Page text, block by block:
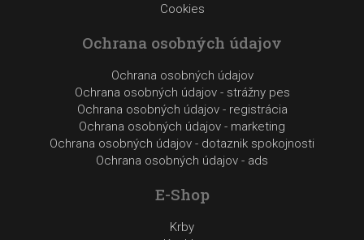
Cookies
Ochrana osobných údajov
Ochrana osobných údajov
Ochrana osobných údajov - strážny pes
Ochrana osobných údajov - registrácia
Ochrana osobných údajov - marketing
Ochrana osobných údajov - dotaznik spokojnosti
Ochrana osobných údajov - ads
E-Shop
Krby